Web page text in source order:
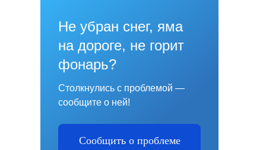
Не убран снег, яма
на дороге, не горит
фонарь?
Столкнулись с проблемой —
сообщите о ней!
Сообщить о проблеме